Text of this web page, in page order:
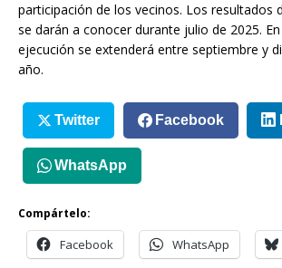
participación de los vecinos. Los resultados
se darán a conocer durante julio de 2025.
ejecución se extenderá entre septiembre y
año.
Twitter Facebook
WhatsApp
Compártelo:
Facebook WhatsApp